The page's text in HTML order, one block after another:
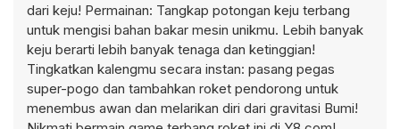
dari keju! Permainan: Tangkap potongan keju terbang
untuk mengisi bahan bakar mesin unikmu. Lebih banyak
keju berarti lebih banyak tenaga dan ketinggian!
Tingkatkan kalengmu secara instan: pasang pegas
super-pogo dan tambahkan roket pendorong untuk
menembus awan dan melarikan diri dari gravitasi Bumi!